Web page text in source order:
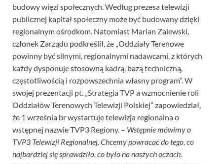
budowy więzi społecznych. Według prezesa telewizji
publicznej kapitał społeczny może być budowany dzięki
regionalnym ośrodkom. Natomiast Marian Zalewski,
członek Zarządu podkreślił, że „Oddziały Terenowe
powinny być silnymi, regionalnymi nadawcami, z których
każdy dysponuje stosowną kadrą, bazą techniczną,
częstotliwością i rozpowszechnia własny program”. W
swojej prezentacji pt. „Strategia TVP a wzmocnienie roli
Oddziałów Terenowych Telewizji Polskiej” zapowiedział,
że 1 września br wystartuje telewizja regionalna o
wstępnej nazwie TVP3 Regiony. – Wstępnie mówimy o
TVP3 Telewizji Regionalnej. Chcemy powracać do tego, co
najbardziej się sprawdziło, co było na naszych oczach.